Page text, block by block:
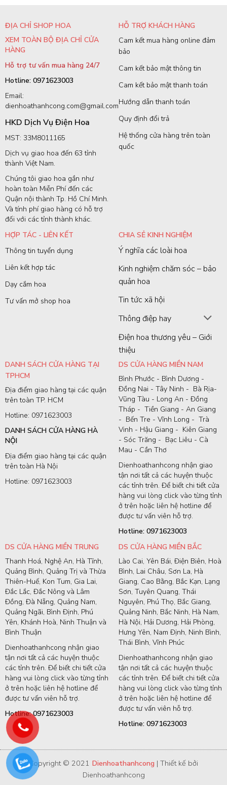
ĐỊA CHỈ SHOP HOA
XEM TOÀN BỘ ĐỊA CHỈ CỬA
HÀNG
Hỗ trợ tư vấn mua hàng 24/7
Hotline: 0971623003
Email:
dienhoathanhcong.com@gmail.com
HKD Dịch Vụ Điện Hoa
MST: 33M8011165
Dịch vụ giao hoa đến 63 tỉnh
thành Việt Nam.
Chúng tôi giao hoa gần như
hoàn toàn Miễn Phí đến các
Quận nội thành Tp. Hồ Chí Minh.
Và tính phí giao hàng có hỗ trợ
đối với các tỉnh thành khác.
HỖ TRỢ KHÁCH HÀNG
Cam kết mua hàng online đảm
bảo
Cam kết bảo mật thông tin
Cam kết bảo mật thanh toán
Hướng dẫn thanh toán
Quy định đổi trả
Hệ thống cửa hàng trên toàn
quốc
HỢP TÁC - LIÊN KẾT
Thông tin tuyển dụng
Liên kết hợp tác
Dạy cắm hoa
Tư vấn mở shop hoa
CHIA SẺ KINH NGHIỆM
Ý nghĩa các loài hoa
Kinh nghiệm chăm sóc – bảo
quản hoa
Tin tức xã hội
Thông điệp hay
Điện hoa thương yêu – Giới
thiệu
DANH SÁCH CỬA HÀNG TẠI
TPHCM
Địa điểm giao hàng tại các quận
trên toàn TP. HCM
Hotline: 0971623003
DANH SÁCH CỬA HÀNG HÀ
NỘI
Địa điểm giao hàng tại các quận
trên toàn Hà Nội
Hotline: 0971623003
DS CỬA HÀNG MIỀN NAM
Bình Phước - Bình Dương -
Đồng Nai - Tây Ninh - Bà Rịa-
Vũng Tàu - Long An - Đồng
Tháp - Tiền Giang - An Giang
- Bến Tre - Vĩnh Long - Trà
Vinh - Hậu Giang - Kiên Giang
- Sóc Trăng - Bạc Liêu - Cà
Mau - Cần Thơ
Dienhoathanhcong nhận giao
tận nơi tất cả các huyện thuộc
các tỉnh trên. Để biết chi tiết cửa
hàng vui lòng click vào từng tỉnh
ở trên hoặc liên hệ hotline để
được tư vấn viên hỗ trợ.
Hotline: 0971623003
DS CỬA HÀNG MIỀN TRUNG
Thanh Hoá, Nghệ An, Hà Tĩnh,
Quảng Bình, Quảng Trị và Thừa
Thiên-Huế, Kon Tum, Gia Lai,
Đắc Lắc, Đắc Nông và Lâm
Đồng, Đà Nẵng, Quảng Nam,
Quảng Ngãi, Bình Định, Phú
Yên, Khánh Hoà, Ninh Thuận và
Bình Thuận
Dienhoathanhcong nhận giao
tận nơi tất cả các huyện thuộc
các tỉnh trên. Để biết chi tiết cửa
hàng vui lòng click vào từng tỉnh
ở trên hoặc liên hệ hotline để
được tư vấn viên hỗ trợ.
Hotline: 0971623003
DS CỬA HÀNG MIỀN BẮC
Lào Cai, Yên Bái, Điện Biên, Hoà
Bình, Lai Châu, Sơn La, Hà
Giang, Cao Bằng, Bắc Kạn, Lạng
Sơn, Tuyên Quang, Thái
Nguyên, Phú Thọ, Bắc Giang,
Quảng Ninh, Bắc Ninh, Hà Nam,
Hà Nội, Hải Dương, Hải Phòng,
Hưng Yên, Nam Định, Ninh Bình,
Thái Bình, Vĩnh Phúc
Dienhoathanhcong nhận giao
tận nơi tất cả các huyện thuộc
các tỉnh trên. Để biết chi tiết cửa
hàng vui lòng click vào từng tỉnh
ở trên hoặc liên hệ hotline để
được tư vấn viên hỗ trợ.
Hotline: 0971623003
Copyright © 2021 Dienhoathanhcong | Thiết kế bởi
Dienhoathanhcong